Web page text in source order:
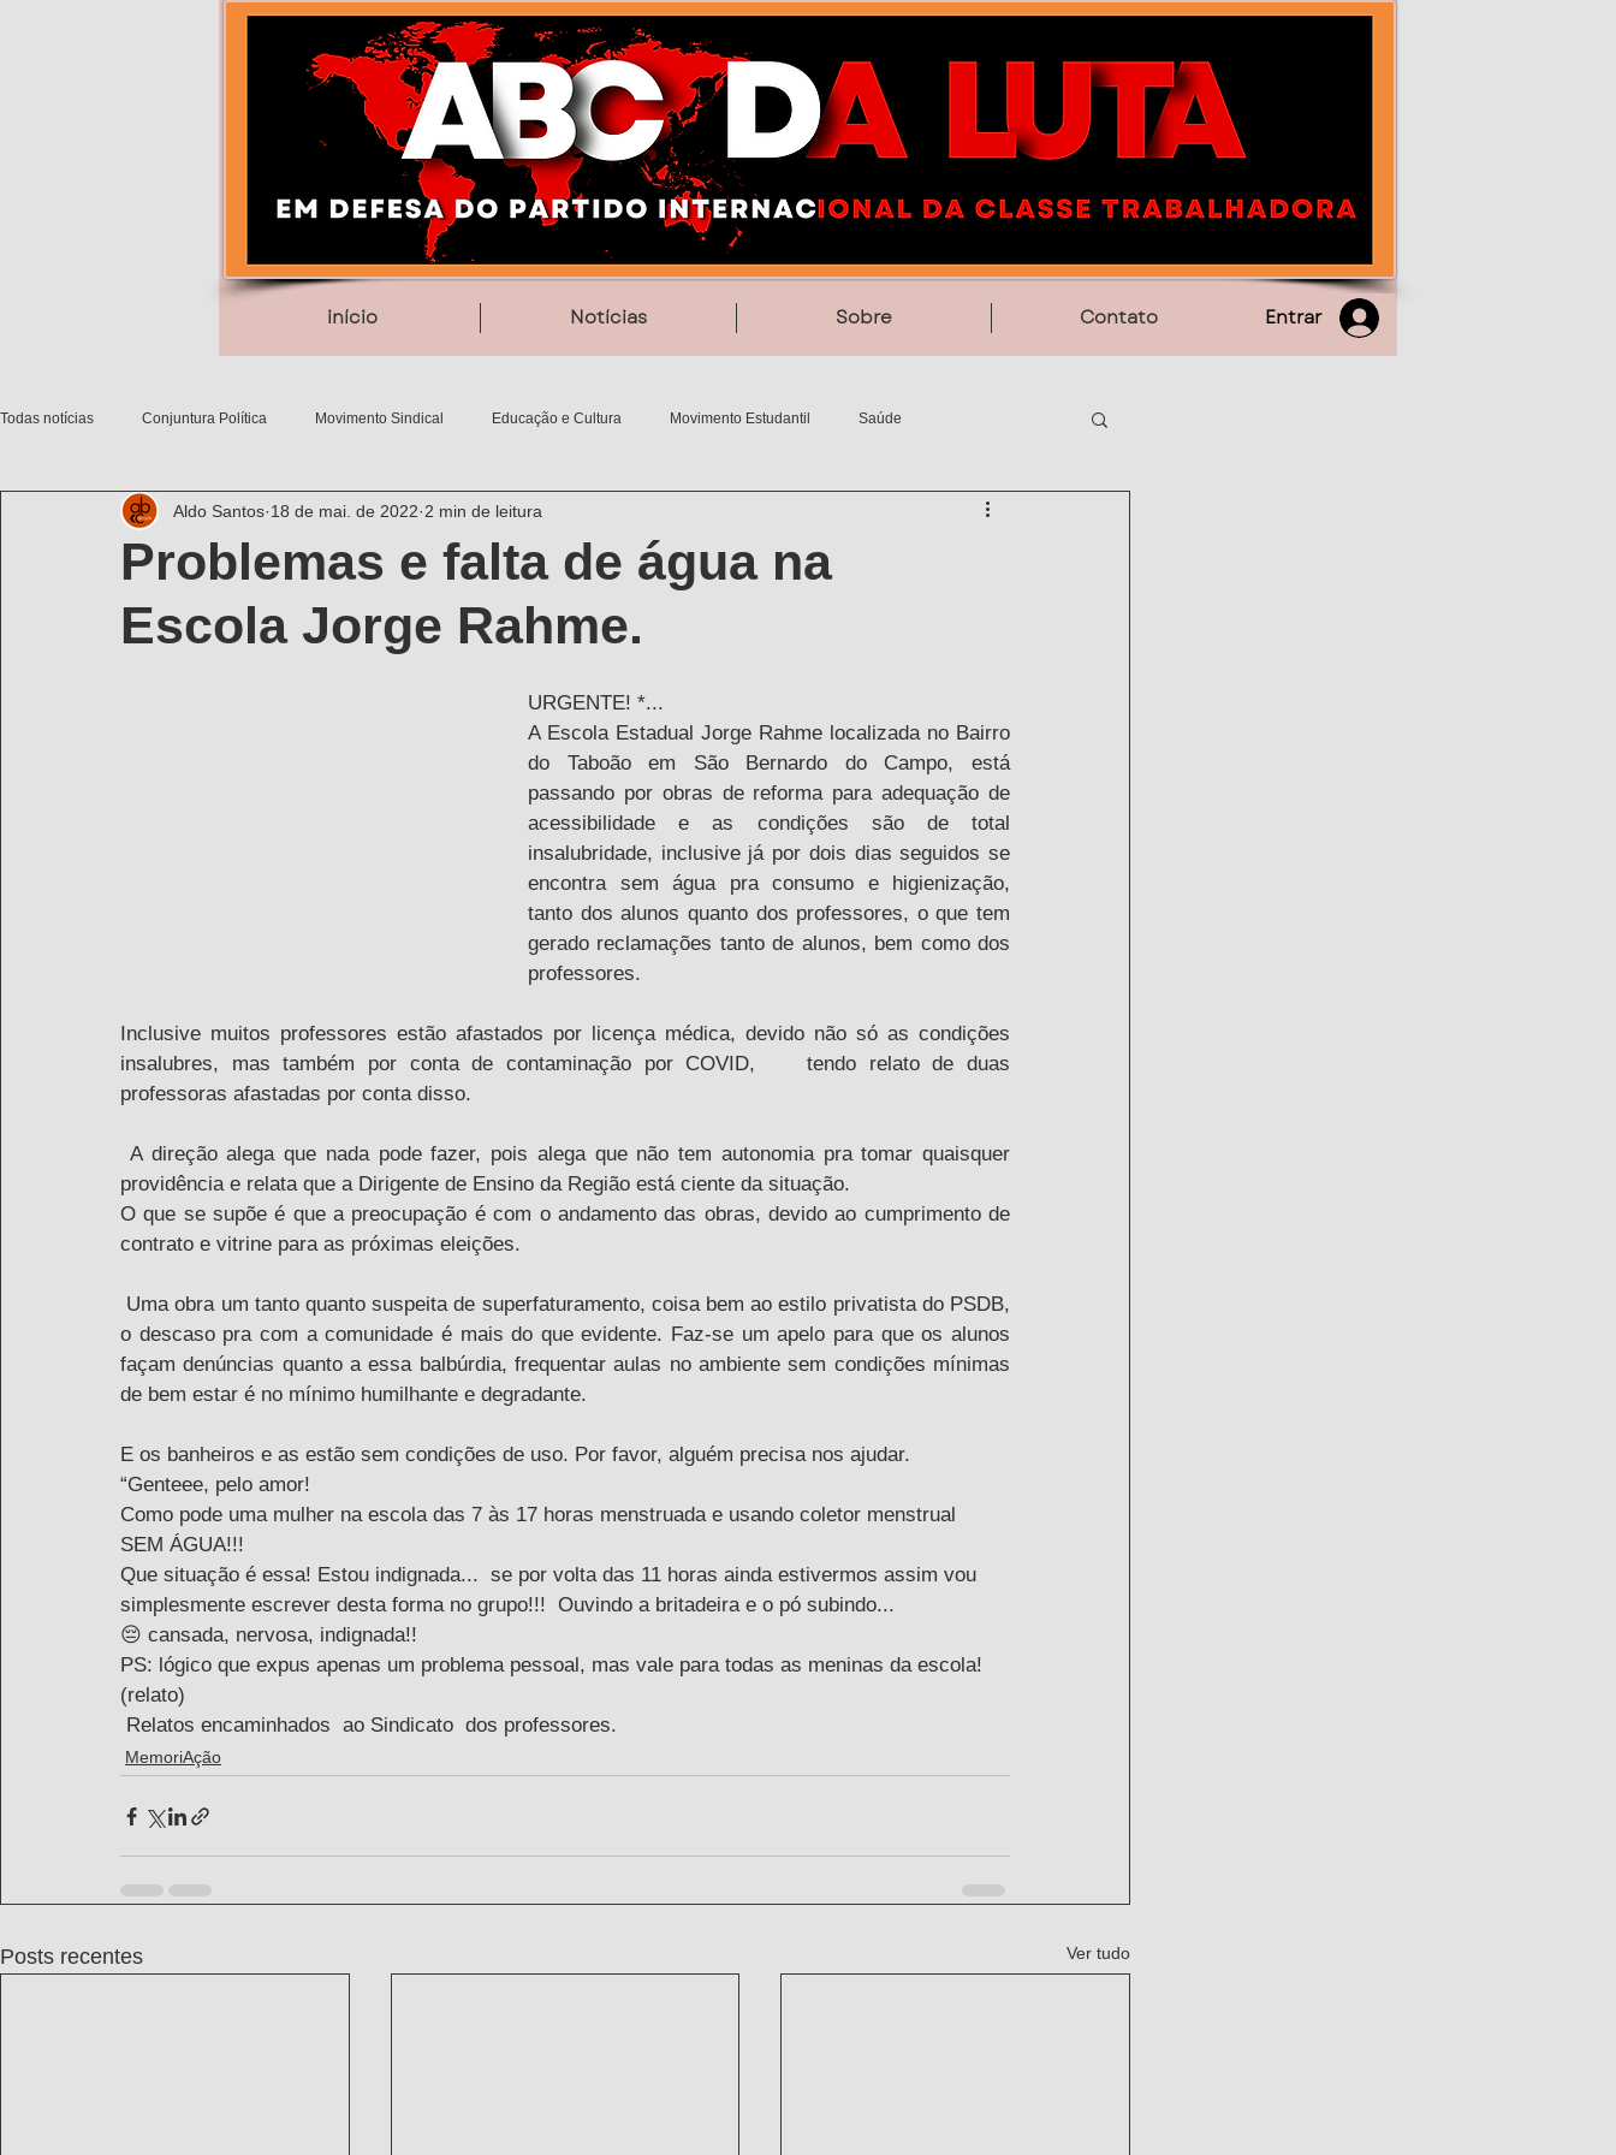
início Notícias Sobre Contato Entrar
Todas notícias Conjuntura Política Movimento Sindical Educação e Cultura Movimento Estudantil Saúde
Debates filosóficos Gênero/Etnia Movimentos Sociais Vídeos
Problemas e falta de água na
Escola Jorge Rahme.
Aldo Santos 18 de mai. de 2022 2 min de leitura
URGENTE! *...
A Escola Estadual Jorge Rahme localizada no Bairro
do Taboão em São Bernardo do Campo, está
passando por obras de reforma para adequação de
acessibilidade e as condições são de total
insalubridade, inclusive já por dois dias seguidos se
encontra sem água pra consumo e higienização,
tanto dos alunos quanto dos professores, o que tem
gerado reclamações tanto de alunos, bem como dos
professores.
Inclusive muitos professores estão afastados por licença médica, devido não só as condições
insalubres, mas também por conta de contaminação por COVID,    tendo relato de duas
professoras afastadas por conta disso.
providência e relata que a Dirigente de Ensino da Região está ciente da situação.
O que se supõe é que a preocupação é com o andamento das obras, devido ao cumprimento de
contrato e vitrine para as próximas eleições.
o descaso pra com a comunidade é mais do que evidente. Faz-se um apelo para que os alunos
façam denúncias quanto a essa balbúrdia, frequentar aulas no ambiente sem condições mínimas
de bem estar é no mínimo humilhante e degradante.
E os banheiros e as estão sem condições de uso. Por favor, alguém precisa nos ajudar.
“Genteee, pelo amor!
Como pode uma mulher na escola das 7 às 17 horas menstruada e usando coletor menstrual
SEM ÁGUA!!!
Que situação é essa! Estou indignada...  se por volta das 11 horas ainda estivermos assim vou
simplesmente escrever desta forma no grupo!!!  Ouvindo a britadeira e o pó subindo...
😔 cansada, nervosa, indignada!!
PS: lógico que expus apenas um problema pessoal, mas vale para todas as meninas da escola!
(relato)
Relatos encaminhados  ao Sindicato  dos professores.
MemoriAção
Posts recentes Ver tudo